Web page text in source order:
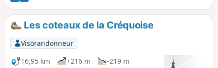
mauvais par temps pluvieux.Les 3/4 de
la balade se passent en lisière ou dans
le bois.Les coteaux de la Créquoise
Visorandonneur
16,95 km
+216 m
-219 m